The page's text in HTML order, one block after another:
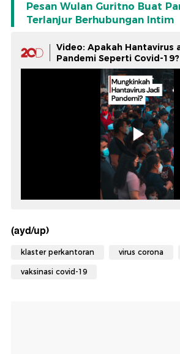
Pesan Wulan Guritno Buat
Terlanjur Berhubungan Intim
Video: Apakah Hantavirus
Pandemi Seperti Covid-19?
(ayd/up)
klaster perkantoran virus corona
vaksinasi covid-19